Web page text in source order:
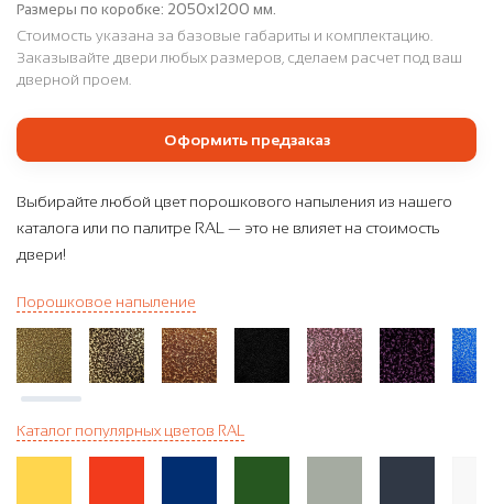
Размеры по коробке: 2050х1200 мм.
Стоимость указана за базовые габариты и комплектацию.
Заказывайте двери любых размеров, сделаем расчет под ваш
дверной проем.
Оформить предзаказ
Выбирайте любой цвет порошкового напыления из нашего
каталога или по палитре RAL — это не влияет на стоимость
двери!
Порошковое напыление
Каталог популярных цветов RAL